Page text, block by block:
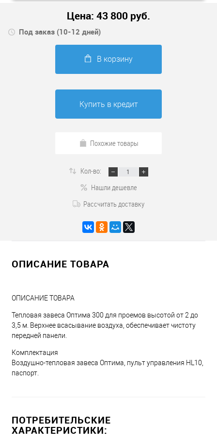
Цена: 43 800 руб.
Под заказ (10-12 дней)
В корзину
Купить в кредит
Похожие товары
Кол-во:
Нашли дешевле
Рассчитать доставку
ОПИСАНИЕ ТОВАРА
ОПИСАНИЕ ТОВАРА
Тепловая завеса Оптима 300 для проемов высотой от 2 до
3,5 м. Верхнее всасывание воздуха, обеспечивает чистоту
передней панели.
Комплектация
Воздушно-тепловая завеса Оптима, пульт управления HL10,
паспорт.
ПОТРЕБИТЕЛЬСКИЕ
ХАРАКТЕРИСТИКИ: